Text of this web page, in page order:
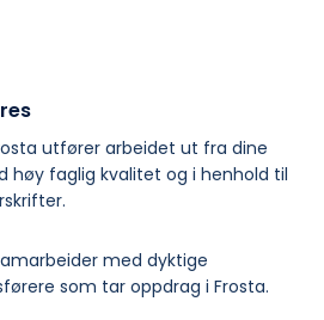
utfører arbeidet ut fra dine
høy faglig kvalitet og i henhold til
med dyktige
som tar oppdrag i Frosta.